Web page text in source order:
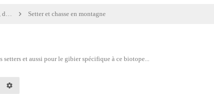
Le Setter Anglais: chasse, education, dressage Setter et chasse en montagne
setters et aussi pour le gibier spécifique à ce biotope...